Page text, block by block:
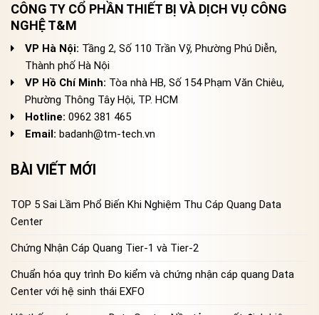
CÔNG TY CỔ PHẦN THIẾT BỊ VÀ DỊCH VỤ CÔNG
NGHỆ T&M
VP Hà Nội: Tầng 2, Số 110 Trần Vỹ, Phường Phú Diễn,
Thành phố Hà Nội
VP Hồ Chí Minh: Tòa nhà HB, Số 154 Phạm Văn Chiêu,
Phường Thông Tây Hội, TP. HCM
Hotline: 0962 381 465
Email: badanh@tm-tech.vn
BÀI VIẾT MỚI
TOP 5 Sai Lầm Phổ Biến Khi Nghiệm Thu Cáp Quang Data
Center
Chứng Nhận Cáp Quang Tier-1 và Tier-2
Chuẩn hóa quy trình Đo kiểm và chứng nhận cáp quang Data
Center với hệ sinh thái EXFO